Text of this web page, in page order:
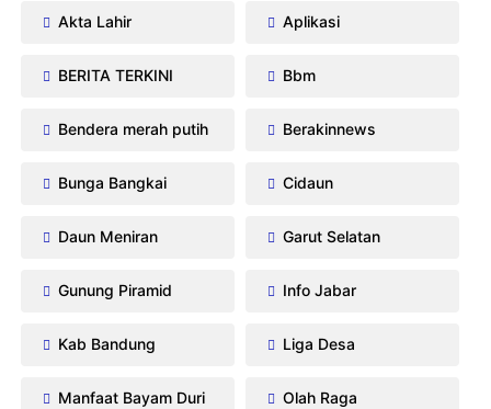
Akta Lahir Aplikasi
BERITA TERKINI Bbm
Bendera merah putih Berakinnews
Bunga Bangkai Cidaun
Daun Meniran Garut Selatan
Gunung Piramid Info Jabar
Kab Bandung Liga Desa
Manfaat Bayam Duri Olah Raga